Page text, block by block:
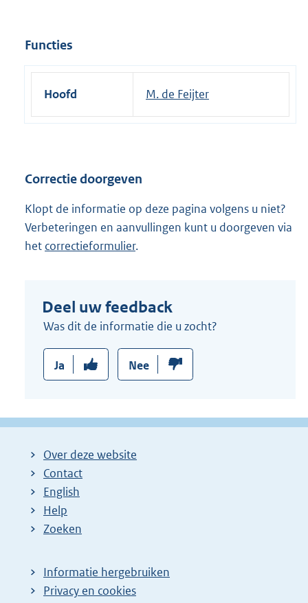
Functies
Hoofd M. de Feijter
Correctie doorgeven
Klopt de informatie op deze pagina volgens u niet?
Verbeteringen en aanvullingen kunt u doorgeven via
het correctieformulier.
Deel uw feedback
Was dit de informatie die u zocht?
Ja Nee
Over deze website
Contact
English
Help
Zoeken
Informatie hergebruiken
Privacy en cookies